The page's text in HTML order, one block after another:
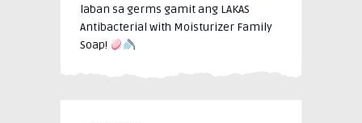
laban sa germs gamit ang LAKAS
Antibacterial with Moisturizer Family
Soap!